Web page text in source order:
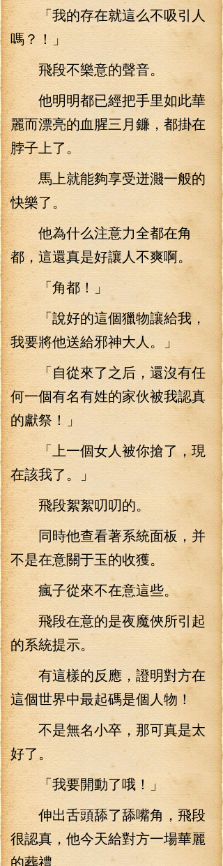
「我的存在就這么不吸引人
嗎？！」
飛段不樂意的聲音。
他明明都已經把手里如此華
麗而漂亮的血腥三月鐮，都掛在
脖子上了。
馬上就能夠享受迸濺一般的
快樂了。
他為什么注意力全都在角
都，這還真是好讓人不爽啊。
「角都！」
「說好的這個獵物讓給我，
我要將他送給邪神大人。」
「自從來了之后，還沒有任
何一個有名有姓的家伙被我認真
的獻祭！」
「上一個女人被你搶了，現
在該我了。」
飛段絮絮叨叨的。
同時他查看著系統面板，并
不是在意關于玉的收獲。
瘋子從來不在意這些。
飛段在意的是夜魔俠所引起
的系統提示。
有這樣的反應，證明對方在
這個世界中最起碼是個人物！
不是無名小卒，那可真是太
好了。
「我要開動了哦！」
伸出舌頭舔了舔嘴角，飛段
很認真，他今天給對方一場華麗
的葬禮。